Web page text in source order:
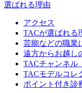
選ばれる理由
アクセス
TACが選ばれる
芸能などの職業
遠方からお越し
TACチャンネル
TACモデルコレ
ポイント付き診